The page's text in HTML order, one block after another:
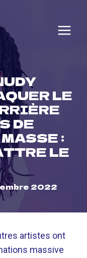
LE
DE
:
LE
2022
artistes ont
massive